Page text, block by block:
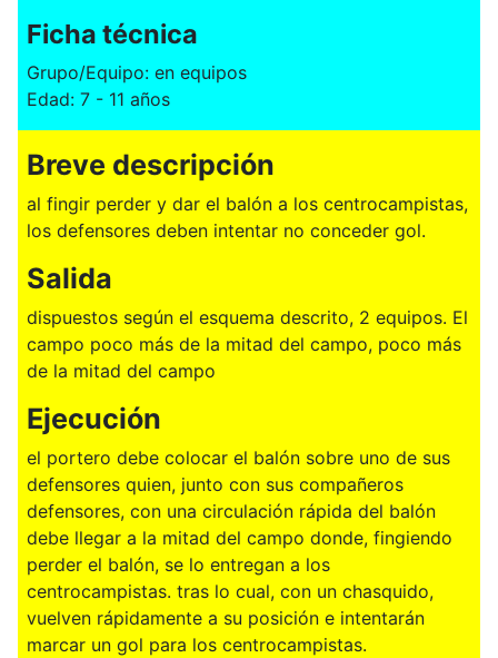
Ficha técnica
Grupo/Equipo: en equipos
Edad: 7 - 11 años
Breve descripción
al fingir perder y dar el balón a los centrocampistas,
los defensores deben intentar no conceder gol.
Salida
dispuestos según el esquema descrito, 2 equipos. El
campo poco más de la mitad del campo, poco más
de la mitad del campo
Ejecución
el portero debe colocar el balón sobre uno de sus
defensores quien, junto con sus compañeros
defensores, con una circulación rápida del balón
debe llegar a la mitad del campo donde, fingiendo
perder el balón, se lo entregan a los
centrocampistas. tras lo cual, con un chasquido,
vuelven rápidamente a su posición e intentarán
marcar un gol para los centrocampistas.